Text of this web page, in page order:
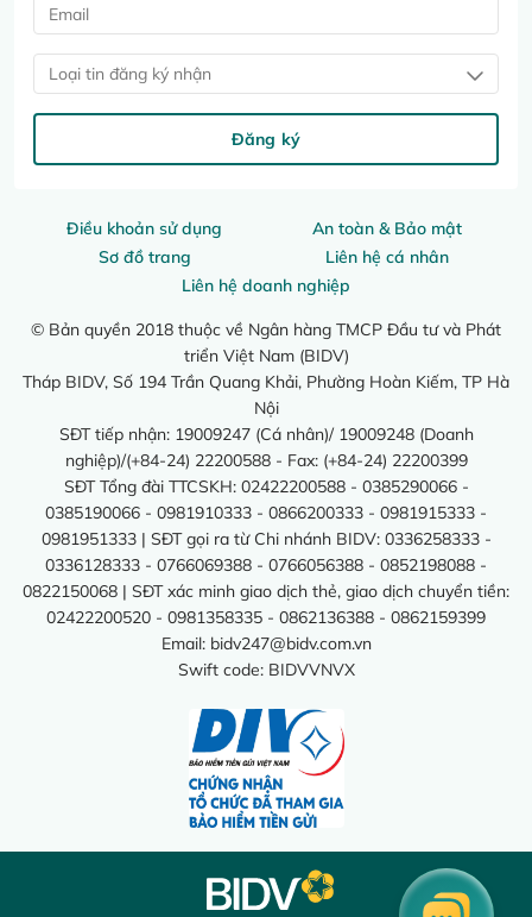
Điều khoản sử dụng
An toàn & Bảo mật
Sơ đồ trang
Liên hệ cá nhân
Liên hệ doanh nghiệp
© Bản quyền 2018 thuộc về Ngân hàng TMCP Đầu tư và Phát
triển Việt Nam (BIDV)
Tháp BIDV, Số 194 Trần Quang Khải, Phường Hoàn Kiếm, TP Hà
Nội
SĐT tiếp nhận: 19009247 (Cá nhân)/ 19009248 (Doanh
nghiệp)/(+84-24) 22200588 - Fax: (+84-24) 22200399
SĐT Tổng đài TTCSKH: 02422200588 - 0385290066 -
0385190066 - 0981910333 - 0866200333 - 0981915333 -
0981951333 | SĐT gọi ra từ Chi nhánh BIDV: 0336258333 -
0336128333 - 0766069388 - 0766056388 - 0852198088 -
0822150068 | SĐT xác minh giao dịch thẻ, giao dịch chuyển tiền:
02422200520 - 0981358335 - 0862136388 - 0862159399
Email: bidv247@bidv.com.vn
Swift code: BIDVVNVX
Loại tin đăng ký nhận
Đăng ký